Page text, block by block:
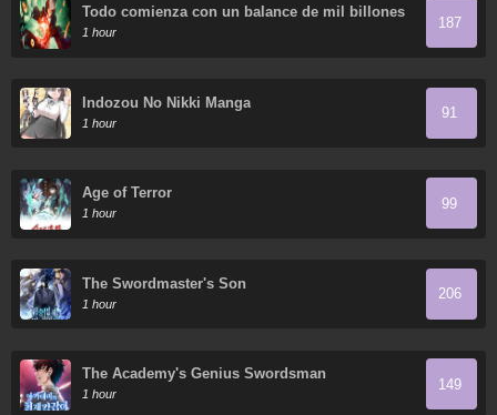
Todo comienza con un balance de mil billones
en el Inframundo
1 hour
187
Indozou No Nikki Manga
1 hour
91
Age of Terror
1 hour
99
The Swordmaster's Son
1 hour
206
The Academy's Genius Swordsman
1 hour
149